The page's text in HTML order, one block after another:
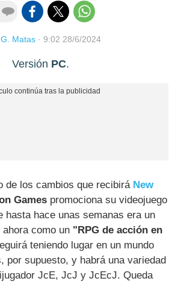
Matas· 9:02 28/6/2024
Versión PC.
de los cambios que recibirá New
Games promociona su videojuego
hasta hace unas semanas era un
como un "RPG de acción en
teniendo lugar en un mundo
por supuesto, y habrá una variedad
JcE, JcJ y JcEcJ. Queda